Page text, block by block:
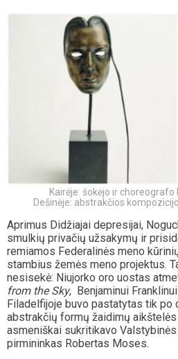
Kairėje: šokėjo ir
Dešinėje: abstrakčios
Aprimus Didžiajai depresijai,
smulkių privačių užsakymų ir
remiamos Federalinės meno
stambius žemės meno projektus.
nesisekė: Niujorko oro uostas
from the Sky, Benjaminui
Filadelfijoje buvo pastatytas tik po
abstrakčių formų žaidimų aikštelės
asmeniškai sukritikavo
pirmininkas Robertas Moses.